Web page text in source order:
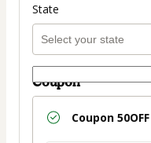
State
Coupon
Coupon 50OFF